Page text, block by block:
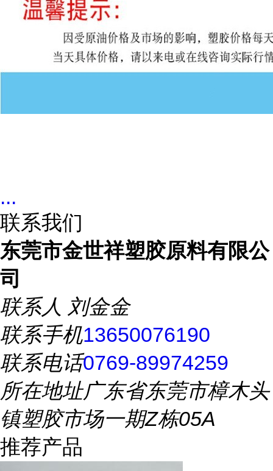
...
联系我们
东莞市金世祥塑胶原料有限公
司
联系人 刘金金
联系手机13650076190
联系电话0769-89974259
所在地址广东省东莞市樟木头
镇塑胶市场一期Z栋05A
推荐产品